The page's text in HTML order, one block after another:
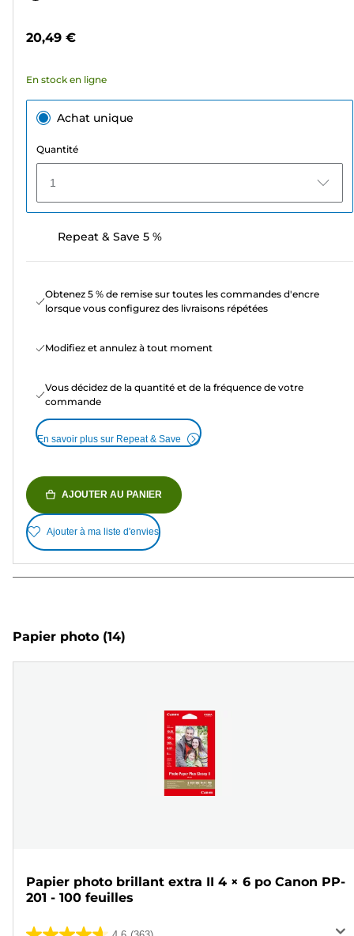
2261
20,49 €
En stock en ligne
Achat unique
Quantité
1
Repeat & Save 5 %
Obtenez 5 % de remise sur toutes les commandes d'encre
lorsque vous configurez des livraisons répétées
Modifiez et annulez à tout moment
Vous décidez de la quantité et de la fréquence de votre
commande
En savoir plus sur Repeat & Save
AJOUTER AU PANIER
Ajouter à ma liste d'envies
Papier photo (14)
Papier photo brillant extra II 4 × 6 po Canon PP-
201 - 100 feuilles